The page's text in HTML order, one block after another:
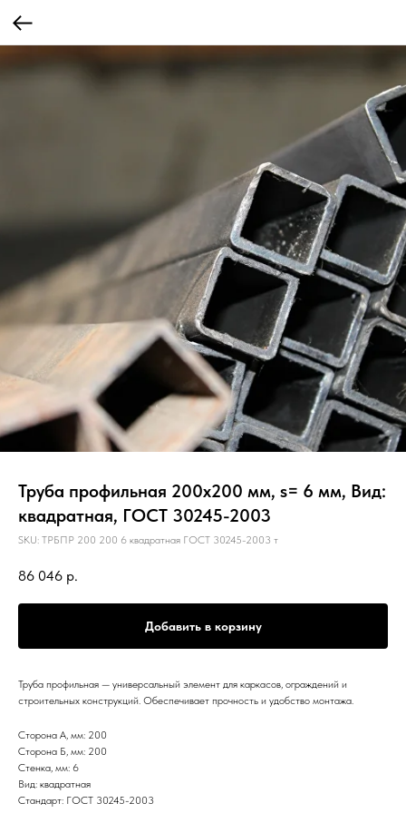
Труба профильная 200х200 мм, s= 6 мм, Вид:
квадратная, ГОСТ 30245-2003
SKU: ТРБПР 200 200 6 квадратная ГОСТ 30245-2003 т
86 046 р.
Добавить в корзину
Труба профильная — универсальный элемент для каркасов, ограждений и
строительных конструкций. Обеспечивает прочность и удобство монтажа.
Сторона А, мм: 200
Сторона Б, мм: 200
Стенка, мм: 6
Вид: квадратная
Стандарт: ГОСТ 30245-2003